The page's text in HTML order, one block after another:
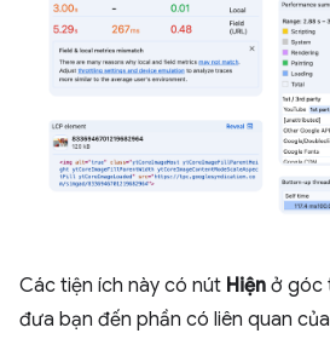
Các tiện ích này có nút Hiện ở góc
đưa bạn đến phần có liên quan